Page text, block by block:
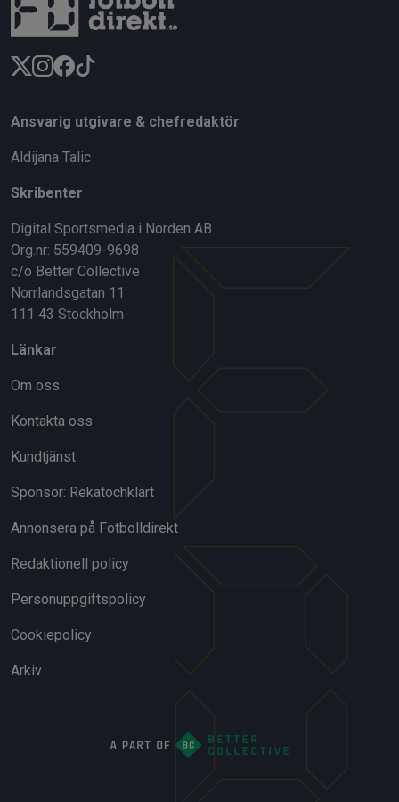
Ansvarig utgivare & chefredaktör
Aldijana Talic
Skribenter
Digital Sportsmedia i Norden AB
Org.nr: 559409-9698
c/o Better Collective
Norrlandsgatan 11
111 43 Stockholm
Länkar
Om oss
Kontakta oss
Kundtjänst
Sponsor: Rekatochklart
Annonsera på Fotbolldirekt
Redaktionell policy
Personuppgiftspolicy
Cookiepolicy
Arkiv